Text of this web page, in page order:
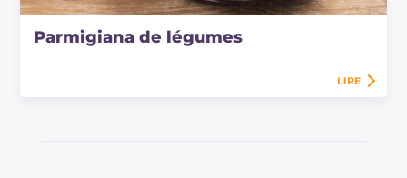
Parmigiana de légumes
LIRE